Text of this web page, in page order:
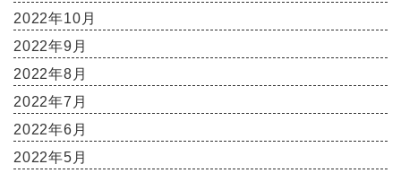
2022年10月
2022年9月
2022年8月
2022年7月
2022年6月
2022年5月